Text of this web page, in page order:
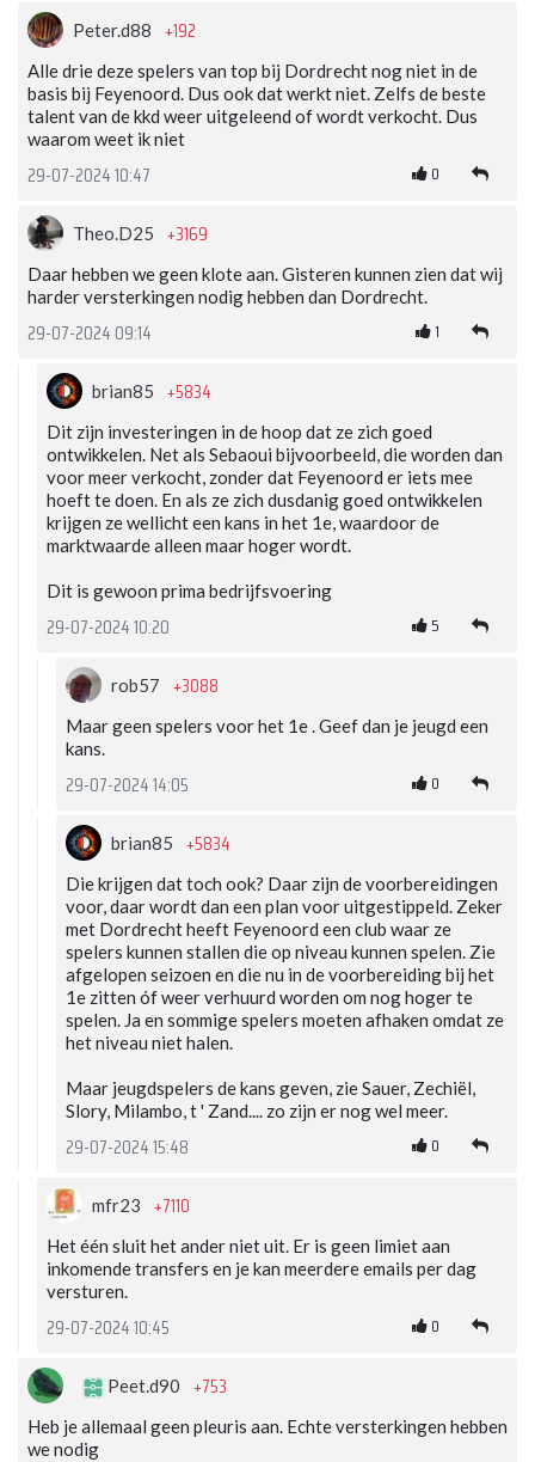
Peter.d88 +192
Alle drie deze spelers van top bij Dordrecht nog niet in de
basis bij Feyenoord. Dus ook dat werkt niet. Zelfs de beste
talent van de kkd weer uitgeleend of wordt verkocht. Dus
waarom weet ik niet
29-07-2024 10:47 0
Theo.D25 +3169
Daar hebben we geen klote aan. Gisteren kunnen zien dat wij
harder versterkingen nodig hebben dan Dordrecht.
29-07-2024 09:14 1
brian85 +5834
Dit zijn investeringen in de hoop dat ze zich goed
ontwikkelen. Net als Sebaoui bijvoorbeeld, die worden dan
voor meer verkocht, zonder dat Feyenoord er iets mee
hoeft te doen. En als ze zich dusdanig goed ontwikkelen
krijgen ze wellicht een kans in het 1e, waardoor de
marktwaarde alleen maar hoger wordt.
Dit is gewoon prima bedrijfsvoering
29-07-2024 10:20 5
rob57 +3088
Maar geen spelers voor het 1e . Geef dan je jeugd een
kans.
29-07-2024 14:05 0
brian85 +5834
Die krijgen dat toch ook? Daar zijn de voorbereidingen
voor, daar wordt dan een plan voor uitgestippeld. Zeker
met Dordrecht heeft Feyenoord een club waar ze
spelers kunnen stallen die op niveau kunnen spelen. Zie
afgelopen seizoen en die nu in de voorbereiding bij het
1e zitten óf weer verhuurd worden om nog hoger te
spelen. Ja en sommige spelers moeten afhaken omdat ze
het niveau niet halen.
Maar jeugdspelers de kans geven, zie Sauer, Zechiël,
Slory, Milambo, t ' Zand.... zo zijn er nog wel meer.
29-07-2024 15:48 0
mfr23 +7110
Het één sluit het ander niet uit. Er is geen limiet aan
inkomende transfers en je kan meerdere emails per dag
versturen.
29-07-2024 10:45 0
Peet.d90 +753
Heb je allemaal geen pleuris aan. Echte versterkingen hebben
we nodig